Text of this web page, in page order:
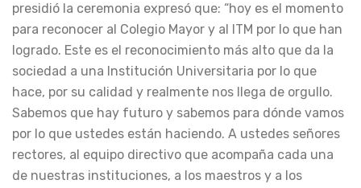
presidió la ceremonia expresó que: “hoy es el momento
para reconocer al Colegio Mayor y al ITM por lo que han
logrado. Este es el reconocimiento más alto que da la
sociedad a una Institución Universitaria por lo que
hace, por su calidad y realmente nos llega de orgullo.
Sabemos que hay futuro y sabemos para dónde vamos
por lo que ustedes están haciendo. A ustedes señores
rectores, al equipo directivo que acompaña cada una
de nuestras instituciones, a los maestros y a los